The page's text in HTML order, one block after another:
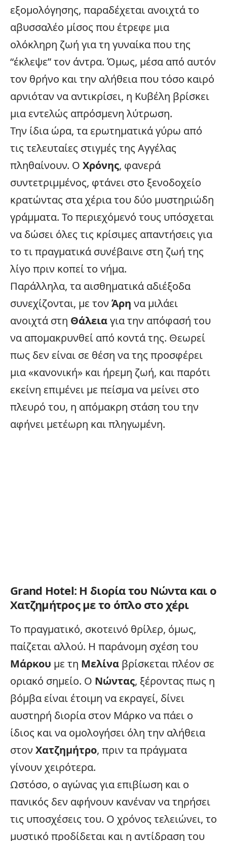
εξομολόγησης, παραδέχεται ανοιχτά το
αβυσσαλέο μίσος που έτρεφε μια
ολόκληρη ζωή για τη γυναίκα που της
“έκλεψε” τον άντρα. Όμως, μέσα από αυτόν
τον θρήνο και την αλήθεια που τόσο καιρό
αρνιόταν να αντικρίσει, η Κυβέλη βρίσκει
μια εντελώς απρόσμενη λύτρωση.
Την ίδια ώρα, τα ερωτηματικά γύρω από
τις τελευταίες στιγμές της Αγγέλας
πληθαίνουν. Ο Χρόνης, φανερά
συντετριμμένος, φτάνει στο ξενοδοχείο
κρατώντας στα χέρια του δύο μυστηριώδη
γράμματα. Το περιεχόμενό τους υπόσχεται
να δώσει όλες τις κρίσιμες απαντήσεις για
το τι πραγματικά συνέβαινε στη ζωή της
λίγο πριν κοπεί το νήμα.
Παράλληλα, τα αισθηματικά αδιέξοδα
συνεχίζονται, με τον Άρη να μιλάει
ανοιχτά στη Θάλειαγια την απόφασή του
να απομακρυνθεί από κοντά της. Θεωρεί
πως δεν είναι σε θέση να της προσφέρει
μια «κανονική» και ήρεμη ζωή, και παρότι
εκείνη επιμένει με πείσμα να μείνει στο
πλευρό του, η απόμακρη στάση του την
αφήνει μετέωρη και πληγωμένη.
Grand Hotel: Η διορία του Νώντα και ο
Χατζημήτρος με το όπλο στο χέρι
Το πραγματικό, σκοτεινό θρίλερ, όμως,
παίζεται αλλού. Η παράνομη σχέση του
Μάρκου με τη Μελίνα βρίσκεται πλέον σε
οριακό σημείο. Ο Νώντας, ξέροντας πως η
βόμβα είναι έτοιμη να εκραγεί, δίνει
αυστηρή διορία στον Μάρκο να πάει ο
ίδιος και να ομολογήσει όλη την αλήθεια
στον Χατζημήτρο, πριν τα πράγματα
γίνουν χειρότερα.
Ωστόσο, ο αγώνας για επιβίωση και ο
πανικός δεν αφήνουν κανέναν να τηρήσει
τις υποσχέσεις του. Ο χρόνος τελειώνει, το
μυστικό προδίδεται και η αντίδραση του